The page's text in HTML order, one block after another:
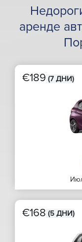
аренде
€189 (7 ДНИ)
€168 (5 ДНИ)